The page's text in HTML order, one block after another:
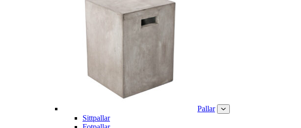
Pallar
Sittpallar